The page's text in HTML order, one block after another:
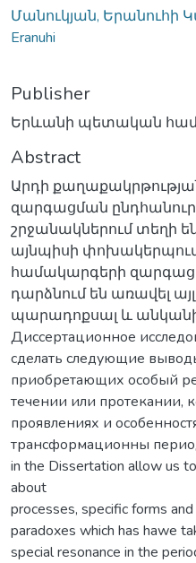
Մանուկյան, Երանուհի
Eranuhi
Publisher
Երևանի պետական
Abstract
Արդի
զարգացման ընդհանուր
շրջանակներում տեղի
այնպիսի
համակարգերի
դարձնում են առավել
պարադոքսալ և
Диссертационное
сделать следующие
приобретающих особый
течении или протекании,
проявлениях и
трансформационны
in the Dissertation allow us
about
processes, specific forms
paradoxes which has hawe
special resonance in the